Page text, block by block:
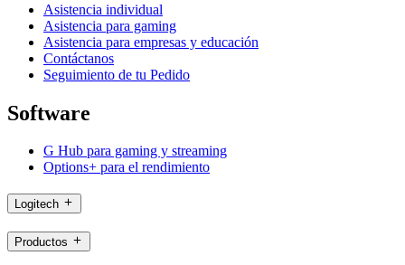
Asistencia individual
Asistencia para gaming
Asistencia para empresas y educación
Contáctanos
Seguimiento de tu Pedido
Software
G Hub para gaming y streaming
Options+ para el rendimiento
Logitech
Productos